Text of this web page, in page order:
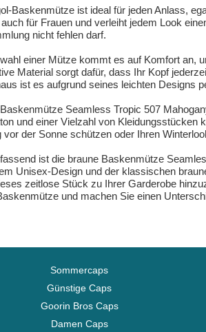
Baskenmütze ist ideal für jeden Anlass,
für Frauen und verleiht jedem Look
nicht fehlen darf.
einer Mütze kommt es auf Komfort an,
Material sorgt dafür, dass Ihr Kopf
ist es aufgrund seines leichten Designs
Seamless Tropic 507
und einer Vielzahl von
vor der Sonne schützen oder Ihren
ist die braune Baskenmütze
Unisex-Design und der klassischen
zeitlose Stück zu Ihrer Garderobe
und machen Sie einen
Sommercaps
Günstige Caps
Goorin Bros Caps
Damen Caps